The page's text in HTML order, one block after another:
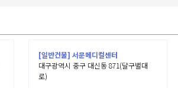
[일반건물] 서문메디컬센터
대구광역시 중구 대신동 871(달구벌대
로)